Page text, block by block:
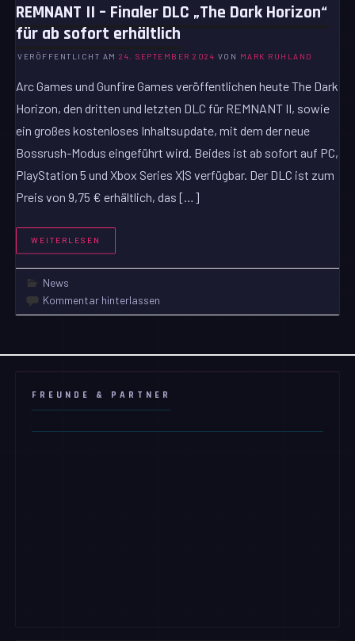
REMNANT II – Finaler DLC „The Dark Horizon“
für ab sofort erhältlich
VERÖFFENTLICHT AM24. SEPTEMBER 2024 VON MARK RUHLAND
Arc Games und Gunfire Games veröffentlichen heute The Dark
Horizon, den dritten und letzten DLC für REMNANT II, sowie
ein großes kostenloses Inhaltsupdate, mit dem der neue
Bossrush-Modus eingeführt wird. Beides ist ab sofort auf PC,
PlayStation 5 und Xbox Series X|S verfügbar. Der DLC ist zum
Preis von 9,75 € erhältlich, das […]
WEITERLESEN
News
Kommentar hinterlassen
FREUNDE & PARTNER